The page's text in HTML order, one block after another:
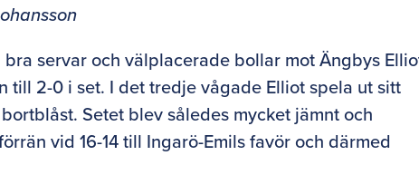
servar och välplacerade bollar mot Ängbys
till 2-0 i set. I det tredje vågade Elliot spela ut sitt
Setet blev således mycket jämnt och
vid 16-14 till Ingarö-Emils favör och därmed